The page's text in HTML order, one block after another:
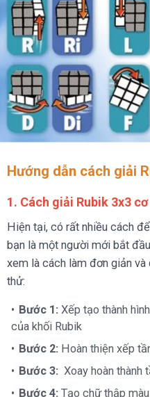
Hướng dẫn cách giải
1. Cách giải Rubik 3x3 cơ
Hiện tại, có rất nhiều cách
bạn là một người mới bắt
xem là cách làm đơn giản
thử:
Bước 1: Xếp tạo thành
của khối Rubik
Bước 2: Hoàn thiện xếp
Bước 3: Xoay hoàn thành
Bước 4: Tạo chữ thập